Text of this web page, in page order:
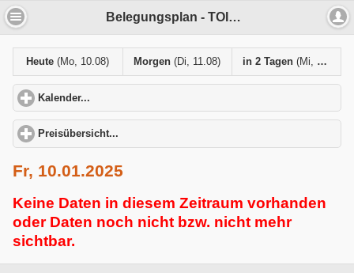
Belegungsplan - TOIMS MTV Karlsruhe
Heute(Mo, 10.08) Morgen(Di, 11.08) in 2 Tagen (Mi, 12.08)
Kalender...
Preisübersicht...
Fr, 10.01.2025
Keine Daten in diesem Zeitraum vorhanden
oder Daten noch nicht bzw. nicht mehr
sichtbar.